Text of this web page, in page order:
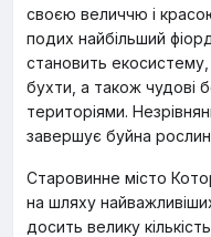
своєю величчю і
подих найбільший
становить екосистему,
бухти, а також чудові
територіями.
завершує буйна
Старовинне місто
на шляху
досить велику